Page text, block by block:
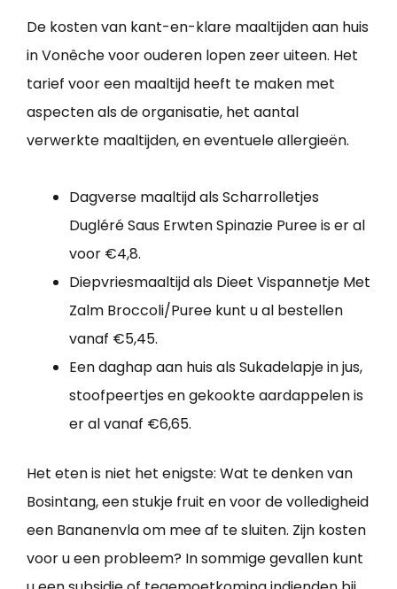
De kosten van kant-en-klare maaltijden aan huis
in Vonêche voor ouderen lopen zeer uiteen. Het
tarief voor een maaltijd heeft te maken met
aspecten als de organisatie, het aantal
verwerkte maaltijden, en eventuele allergieën.
Dagverse maaltijd als Scharrolletjes
Dugléré Saus Erwten Spinazie Puree is er al
voor €4,8.
Diepvriesmaaltijd als Dieet Vispannetje Met
Zalm Broccoli/Puree kunt u al bestellen
vanaf €5,45.
Een daghap aan huis als Sukadelapje in jus,
stoofpeertjes en gekookte aardappelen is
er al vanaf €6,65.
Het eten is niet het enigste: Wat te denken van
Bosintang, een stukje fruit en voor de volledigheid
een Bananenvla om mee af te sluiten. Zijn kosten
voor u een probleem? In sommige gevallen kunt